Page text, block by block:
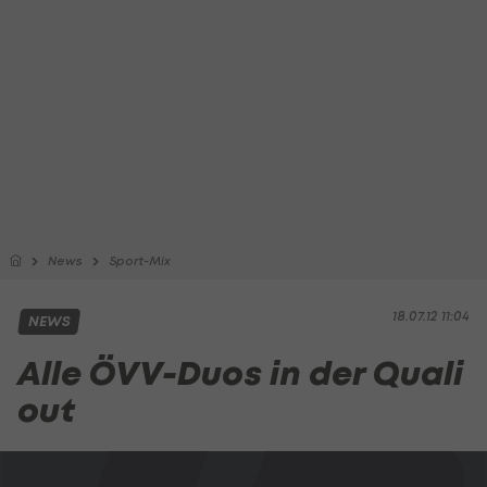
News Sport-Mix
18.07.12 11:04
NEWS
Alle ÖVV-Duos in der Quali
out